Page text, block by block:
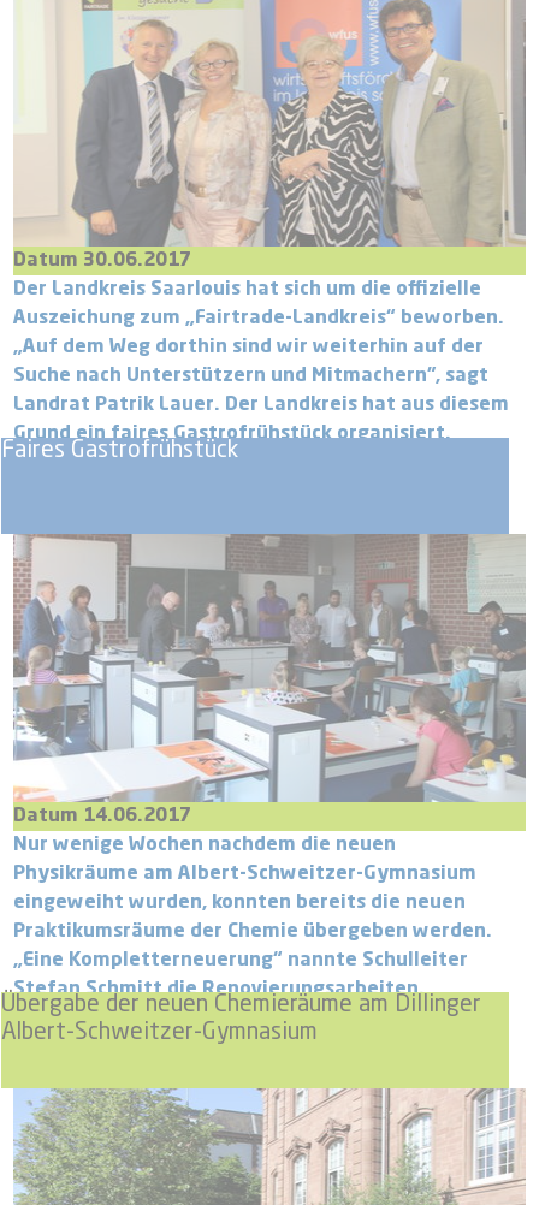
Faires Gastrofrühstück
Datum 30.06.2017
Der Landkreis Saarlouis hat sich um die offizielle
Auszeichung zum „Fairtrade-Landkreis“ beworben.
„Auf dem Weg dorthin sind wir weiterhin auf der
Suche nach Unterstützern und Mitmachern", sagt
Landrat Patrik Lauer. Der Landkreis hat aus diesem
Grund ein faires Gastrofrühstück organisiert.
Übergabe der neuen Chemieräume am Dillinger
Albert-Schweitzer-Gymnasium
Datum 14.06.2017
Nur wenige Wochen nachdem die neuen
Physikräume am Albert-Schweitzer-Gymnasium
eingeweiht wurden, konnten bereits die neuen
Praktikumsräume der Chemie übergeben werden.
„Eine Kompletterneuerung“ nannte Schulleiter
Stefan Schmitt die Renovierungsarbeiten.